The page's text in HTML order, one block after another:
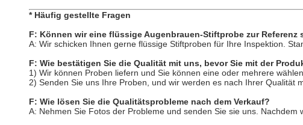
* Häufig gestellte Fragen
F: Können wir eine flüssige Augenbrauen-Stiftprobe zur Referenz
A: Wir schicken Ihnen gerne flüssige Stiftproben für Ihre Inspektion.
F: Wie bestätigen Sie die Qualität mit uns, bevor Sie mit der
1) Wir können Proben liefern und Sie können eine oder mehrere
2) Senden Sie uns Ihre Proben, und wir werden es nach Ihrer Qualität
F: Wie lösen Sie die Qualitätsprobleme nach dem Verkauf?
A: Nehmen Sie Fotos der Probleme und senden Sie sie uns.